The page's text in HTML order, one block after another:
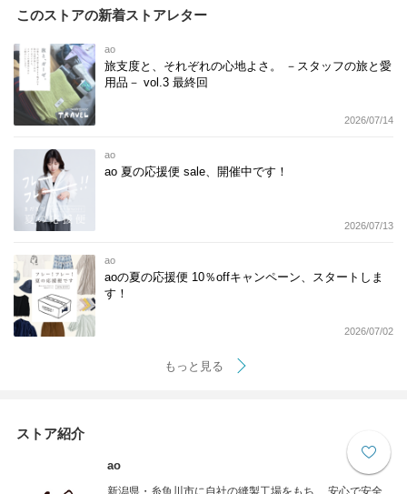
このストアの新着ストアレター
ao
旅支度と、それぞれの心地よさ。 －スタッフの旅と愛
用品－ vol.3 最終回
2026/07/14
ao
ao 夏の応援便 sale、開催中です！
2026/07/13
ao
aoの夏の応援便 10％offキャンペーン、スタートしま
す！
2026/07/02
もっと見る
ストア紹介
ao